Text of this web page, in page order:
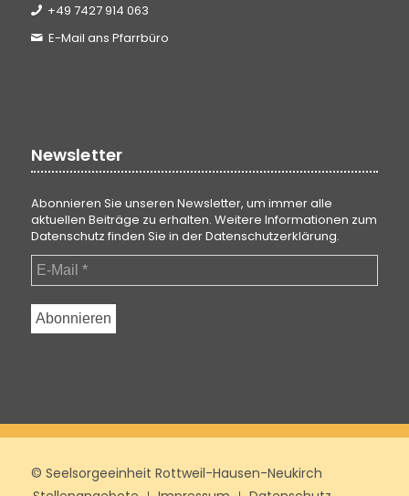
+49 7427 914 063
E-Mail ans Pfarrbüro
Newsletter
Abonnieren Sie unseren Newsletter, um immer alle
aktuellen Beiträge zu erhalten. Weitere Informationen zum
Datenschutz finden Sie in derDatenschutzerklärung.
© Seelsorgeeinheit Rottweil-Hausen-Neukirch